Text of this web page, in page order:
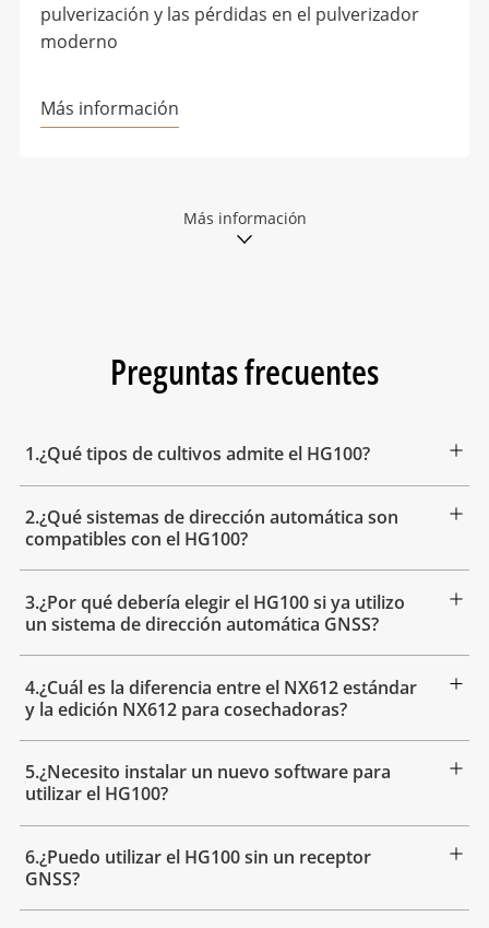
pulverización y las pérdidas en el pulverizador
moderno
Más información
Más información
Preguntas frecuentes
1.¿Qué tipos de cultivos admite el HG100?
2.¿Qué sistemas de dirección automática son
compatibles con el HG100?
3.¿Por qué debería elegir el HG100 si ya utilizo
un sistema de dirección automática GNSS?
4.¿Cuál es la diferencia entre el NX612 estándar
y la edición NX612 para cosechadoras?
5.¿Necesito instalar un nuevo software para
utilizar el HG100?
6.¿Puedo utilizar el HG100 sin un receptor
GNSS?